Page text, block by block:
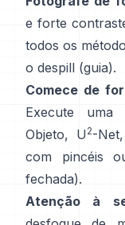
e forte
todos os
o despill (guia).
Comece de
Execute uma
Objeto, U 2-Net,
com pincéis
fechada).
Atenção à